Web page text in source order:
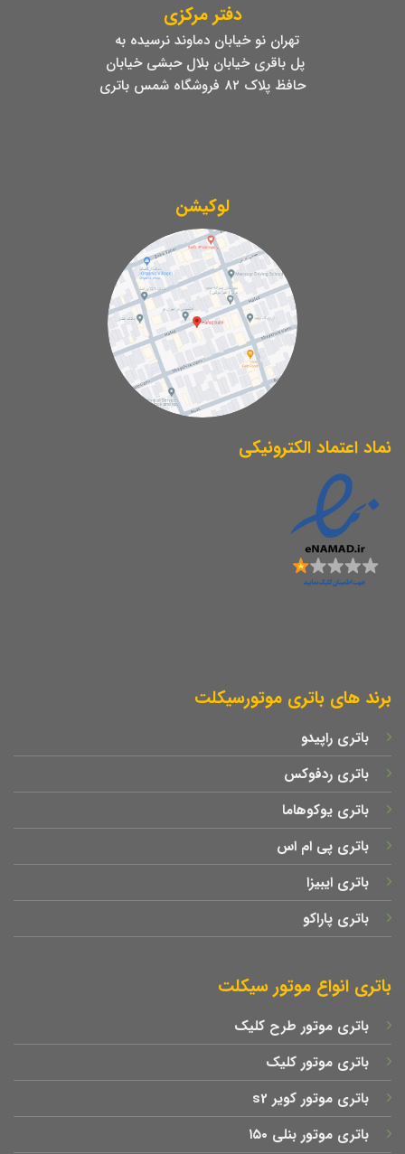
دفتر مرکزی
تهران نو خیابان دماوند نرسیده به
پل باقری خیابان بلال حبشی خیابان
حافظ پلاک ۸۲ فروشگاه شمس باتری
لوکیشن
نماد اعتماد الکترونیکی
برند های باتری موتورسیکلت
باتری راپیدو
باتری ردفوکس
باتری یوکوهاما
باتری پی ام اس
باتری ایبیزا
باتری پاراکو
باتری انواع موتور سیکلت
باتری موتور طرح کلیک
باتری موتور کلیک
باتری موتور کویر s2
باتری موتور بنلی ۱۵۰